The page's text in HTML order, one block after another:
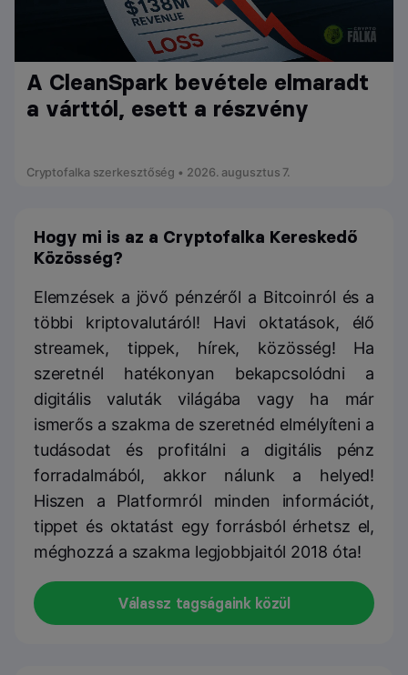
A CleanSpark bevétele elmaradt
a várttól, esett a részvény
Cryptofalka szerkesztőség • 2026. augusztus 7.
Hogy mi is az a Cryptofalka Kereskedő
Közösség?
Elemzések a jövő pénzéről a Bitcoinról és a
többi kriptovalutáról! Havi oktatások, élő
streamek, tippek, hírek, közösség! Ha
szeretnél hatékonyan bekapcsolódni a
digitális valuták világába vagy ha már
ismerős a szakma de szeretnéd elmélyíteni a
tudásodat és profitálni a digitális pénz
forradalmából, akkor nálunk a helyed!
Hiszen a Platformról minden információt,
tippet és oktatást egy forrásból érhetsz el,
méghozzá a szakma legjobbjaitól 2018 óta!
Válassz tagságaink közül